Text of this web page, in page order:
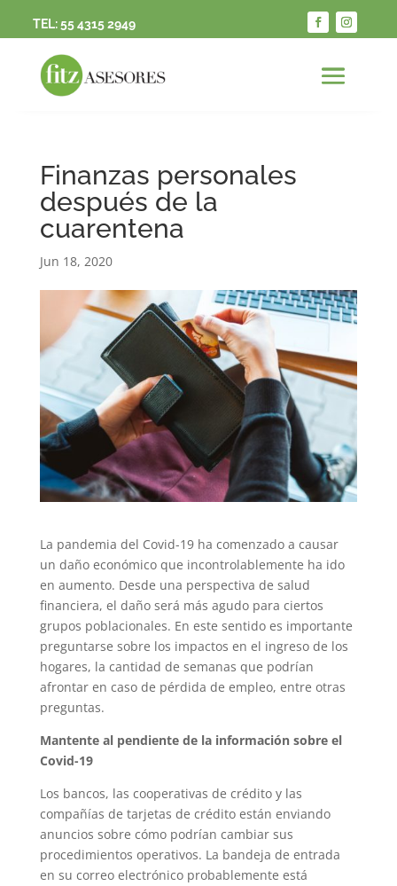
TEL:55 4315 2949
Finanzas personales
después de la
cuarentena
Jun 18, 2020
La pandemia del Covid-19 ha comenzado a causar
un daño económico que incontrolablemente ha ido
en aumento. Desde una perspectiva de salud
financiera, el daño será más agudo para ciertos
grupos poblacionales. En este sentido es importante
preguntarse sobre los impactos en el ingreso de los
hogares, la cantidad de semanas que podrían
afrontar en caso de pérdida de empleo, entre otras
preguntas.
Mantente al pendiente de la información sobre el
Covid-19
Los bancos, las cooperativas de crédito y las
compañías de tarjetas de crédito están enviando
anuncios sobre cómo podrían cambiar sus
procedimientos operativos. La bandeja de entrada
en su correo electrónico probablemente está